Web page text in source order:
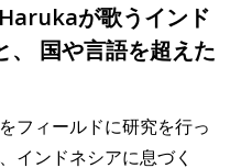
が歌うインド
、 国や言語を超えた
フィールドに研究を行っ
インドネシアに息づく